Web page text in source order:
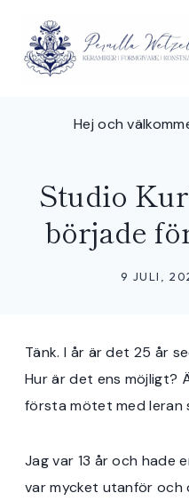
content
Hej och
Studio
började
9 JULI,
Tänk. I år är det 25 år
Hur är det ens möjligt?
första mötet med leran
Jag var 13 år och hade
var mycket utanför